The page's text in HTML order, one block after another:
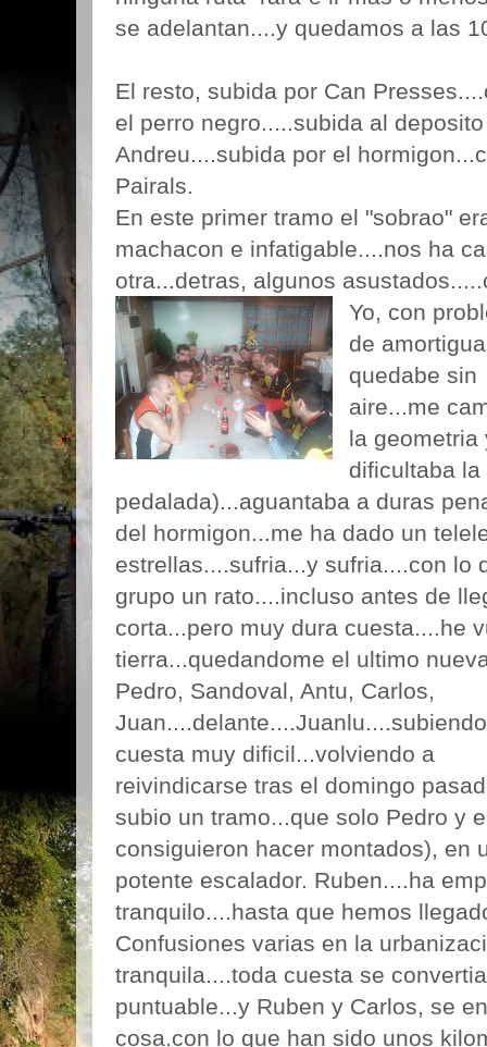
se adelantan....y quedamos a las
El resto, subida por Can
el perro negro.....subida al
Andreu....subida por el
Pairals.
En este primer tramo el "sobrao"
machacon e infatigable....nos ha
otra...detras, algunos
Yo, con
de
quedabe sin
aire...me
la geometria
dificultaba la
pedalada)...aguantaba a duras
del hormigon...me ha dado un
estrellas....sufria...y sufria....con lo
grupo un rato....incluso antes de
corta...pero muy dura cuesta....he
tierra...quedandome el ultimo
Pedro, Sandoval, Antu, Carlos,
cuesta muy dificil...volviendo a
reivindicarse tras el domingo
subio un tramo...que solo Pedro y
consiguieron hacer montados), en
potente escalador. Ruben....ha
tranquilo....hasta que hemos
Confusiones varias en la
tranquila....toda cuesta se
puntuable...y Ruben y Carlos, se
cosa.con lo que han sido unos